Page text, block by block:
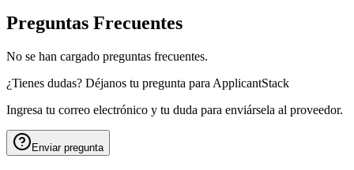
Preguntas Frecuentes
No se han cargado preguntas frecuentes.
¿Tienes dudas? Déjanos tu pregunta para ApplicantStack
Ingresa tu correo electrónico y tu duda para enviársela al proveedor.
Enviar pregunta